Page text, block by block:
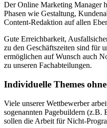
Der Online Marketing Manager
Phasen wie Gestaltung,
Content-Redaktion auf allen
Gute Erreichbarkeit,
zu den Geschäftszeiten sind für
ermöglichen auf Wunsch auch
zu unseren Fachabteilungen.
Individuelle Themes
Viele unserer Wettbewerber
sogenannten Pagebuildern
sollen die Arbeit für Nicht-